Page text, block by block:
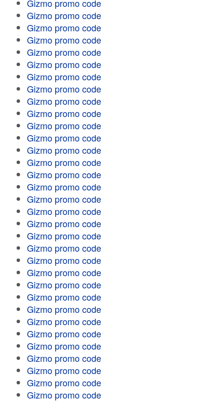
Gizmo promo code
Gizmo promo code
Gizmo promo code
Gizmo promo code
Gizmo promo code
Gizmo promo code
Gizmo promo code
Gizmo promo code
Gizmo promo code
Gizmo promo code
Gizmo promo code
Gizmo promo code
Gizmo promo code
Gizmo promo code
Gizmo promo code
Gizmo promo code
Gizmo promo code
Gizmo promo code
Gizmo promo code
Gizmo promo code
Gizmo promo code
Gizmo promo code
Gizmo promo code
Gizmo promo code
Gizmo promo code
Gizmo promo code
Gizmo promo code
Gizmo promo code
Gizmo promo code
Gizmo promo code
Gizmo promo code
Gizmo promo code
Gizmo promo code